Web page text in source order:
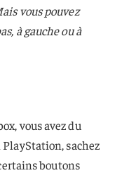
vous pouvez
à gauche ou à
vous avez du
sachez
boutons